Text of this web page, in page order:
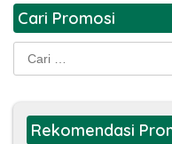
Cari Promosi
Cari
untuk:
Rekomendasi